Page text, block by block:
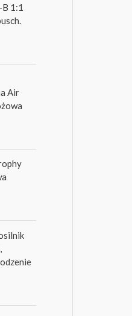
B 1:1
Air